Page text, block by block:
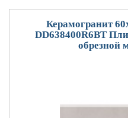
Керамогранит
DD638400R6BT
обрезной